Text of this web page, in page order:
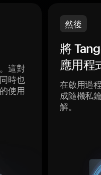
這對
時也
使用
然後
將
應用程
在啟用過
成隨機私
解。